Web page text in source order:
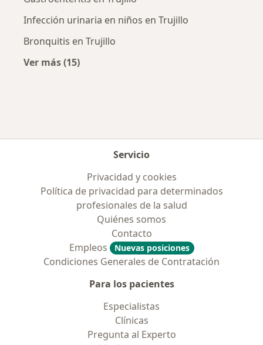
Infección urinaria en niños en Trujillo
Bronquitis en Trujillo
Ver más (15)
Servicio
Privacidad y cookies
Política de privacidad para determinados
profesionales de la salud
Quiénes somos
Contacto
Empleos
Nuevas posiciones
Condiciones Generales de Contratación
Para los pacientes
Especialistas
Clínicas
Pregunta al Experto